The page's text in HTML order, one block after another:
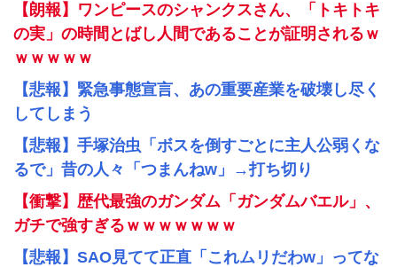
【朗報】ワンピースのシャンクスさん、「トキトキ
の実」の時間とばし人間であることが証明されるｗ
ｗｗｗｗｗ
【悲報】緊急事態宣言、あの重要産業を破壊し尽く
してしまう
【悲報】手塚治虫「ボスを倒すごとに主人公弱くな
るで」昔の人々「つまんねw」→打ち切り
【衝撃】歴代最強のガンダム「ガンダムバエル」、
ガチで強すぎるｗｗｗｗｗｗｗ
【悲報】SAO見てて正直「これムリだわw」ってな